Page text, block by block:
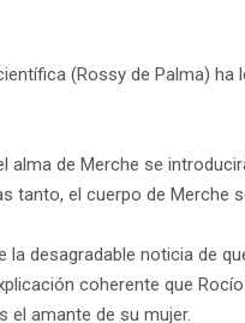
(Rossy de Palma)
alma de Merche se
tanto, el cuerpo de
desagradable noticia de
coherente que
el amante de su mujer.